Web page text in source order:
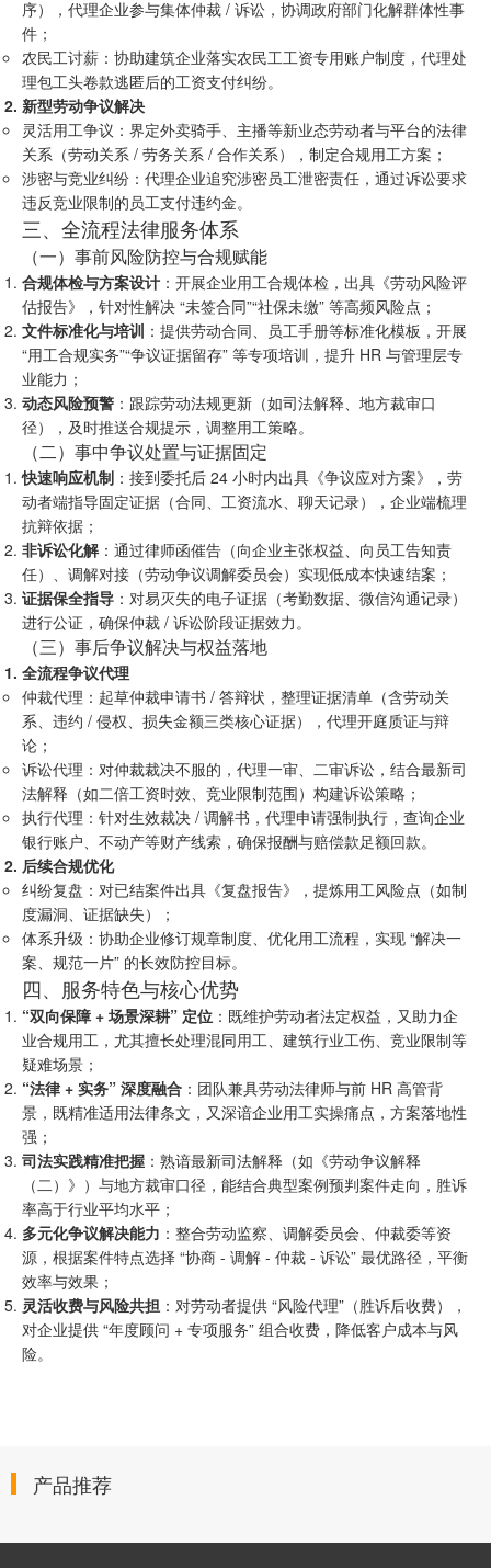
序），代理企业参与集体仲裁 / 诉讼，协调政府部门化解群体性事
件；
农民工讨薪：协助建筑企业落实农民工工资专用账户制度，代理处
理包工头卷款逃匿后的工资支付纠纷。
新型劳动争议解决
灵活用工争议：界定外卖骑手、主播等新业态劳动者与平台的法律
关系（劳动关系 / 劳务关系 / 合作关系），制定合规用工方案；
涉密与竞业纠纷：代理企业追究涉密员工泄密责任，通过诉讼要求
违反竞业限制的员工支付违约金。
三、全流程法律服务体系
（一）事前风险防控与合规赋能
合规体检与方案设计 ：开展企业用工合规体检，出具《劳动风险评
估报告》，针对性解决 “未签合同”“社保未缴” 等高频风险点；
文件标准化与培训 ：提供劳动合同、员工手册等标准化模板，开展
“用工合规实务”“争议证据留存” 等专项培训，提升 HR 与管理层专
业能力；
动态风险预警 ：跟踪劳动法规更新（如司法解释、地方裁审口
径），及时推送合规提示，调整用工策略。
（二）事中争议处置与证据固定
快速响应机制 ：接到委托后 24 小时内出具《争议应对方案》，劳
动者端指导固定证据（合同、工资流水、聊天记录），企业端梳理
抗辩依据；
非诉讼化解：通过律师函催告（向企业主张权益、向员工告知责
任）、调解对接（劳动争议调解委员会）实现低成本快速结案；
证据保全指导 ：对易灭失的电子证据（考勤数据、微信沟通记录）
进行公证，确保仲裁 / 诉讼阶段证据效力。
（三）事后争议解决与权益落地
全流程争议代理
仲裁代理：起草仲裁申请书 / 答辩状，整理证据清单（含劳动关
系、违约 / 侵权、损失金额三类核心证据），代理开庭质证与辩
论；
诉讼代理：对仲裁裁决不服的，代理一审、二审诉讼，结合最新司
法解释（如二倍工资时效、竞业限制范围）构建诉讼策略；
执行代理：针对生效裁决 / 调解书，代理申请强制执行，查询企业
银行账户、不动产等财产线索，确保报酬与赔偿款足额回款。
后续合规优化
纠纷复盘：对已结案件出具《复盘报告》，提炼用工风险点（如制
度漏洞、证据缺失）；
体系升级：协助企业修订规章制度、优化用工流程，实现 “解决一
案、规范一片” 的长效防控目标。
四、服务特色与核心优势
“双向保障 + 场景深耕” 定位 ：既维护劳动者法定权益，又助力企
业合规用工，尤其擅长处理混同用工、建筑行业工伤、竞业限制等
疑难场景；
“法律 + 实务” 深度融合 ：团队兼具劳动法律师与前 HR 高管背
景，既精准适用法律条文，又深谙企业用工实操痛点，方案落地性
强；
司法实践精准把握 ：熟谙最新司法解释（如《劳动争议解释
（二）》）与地方裁审口径，能结合典型案例预判案件走向，胜诉
率高于行业平均水平；
多元化争议解决能力 ：整合劳动监察、调解委员会、仲裁委等资
源，根据案件特点选择 “协商 - 调解 - 仲裁 - 诉讼” 最优路径，平衡
效率与效果；
灵活收费与风险共担 ：对劳动者提供 “风险代理”（胜诉后收费），
对企业提供 “年度顾问 + 专项服务” 组合收费，降低客户成本与风
险。
产品推荐